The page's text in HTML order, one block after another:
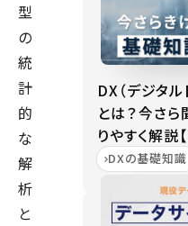
型
の
統
計
的
な
解
析
と
DX（デジタル
とは？今さ
りやすく解説
DXの基礎知識